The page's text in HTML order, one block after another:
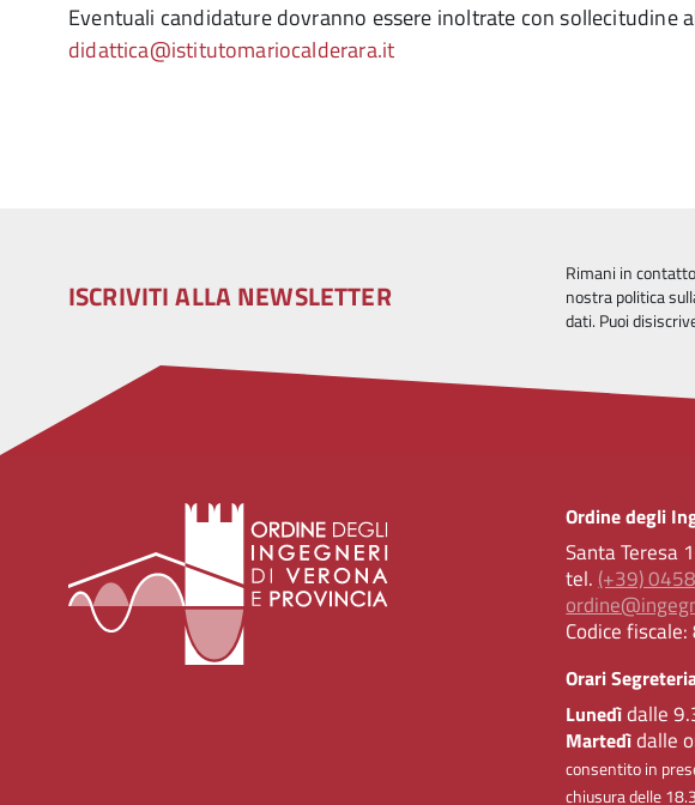
Eventuali candidature dovranno essere inoltrate con sollecitudine
didattica@istitutomariocalderara.it
ISCRIVITI ALLA NEWSLETTER
Rimani in
nostra politica
dati. Puoi
Ordine degli
Santa Teresa
tel. (+39)
Codice fiscale:
Orari
Lunedìdalle
Martedìdalle
consentito in
chiusura delle